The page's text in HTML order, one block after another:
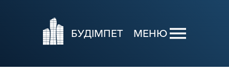
БУДІМПЕТ МЕНЮ